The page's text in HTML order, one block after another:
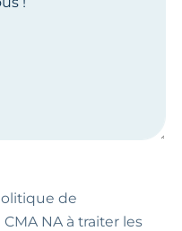
de
NA à traiter les